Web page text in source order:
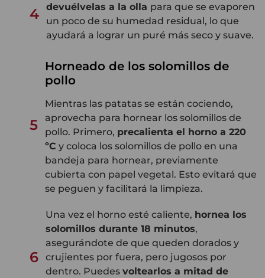
4 devuélvelas a la olla para que se evaporen
un poco de su humedad residual, lo que
ayudará a lograr un puré más seco y suave.
5
Horneado de los solomillos de
pollo
Mientras las patatas se están cociendo,
aprovecha para hornear los solomillos de
pollo. Primero, precalienta el horno a 220
ºC y coloca los solomillos de pollo en una
bandeja para hornear, previamente
cubierta con papel vegetal. Esto evitará que
se peguen y facilitará la limpieza.
6
Una vez el horno esté caliente, hornea los
solomillos durante 18 minutos,
asegurándote de que queden dorados y
crujientes por fuera, pero jugosos por
dentro. Puedes voltearlos a mitad de